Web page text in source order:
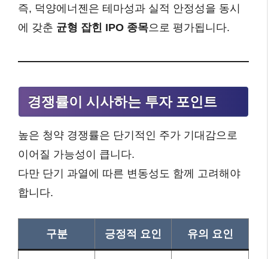
즉, 덕양에너젠은 테마성과 실적 안정성을 동시
에 갖춘 균형 잡힌 IPO 종목으로 평가됩니다.
경쟁률이 시사하는 투자 포인트
높은 청약 경쟁률은 단기적인 주가 기대감으로
이어질 가능성이 큽니다.
다만 단기 과열에 따른 변동성도 함께 고려해야
합니다.
구분 긍정적 요인 유의 요인